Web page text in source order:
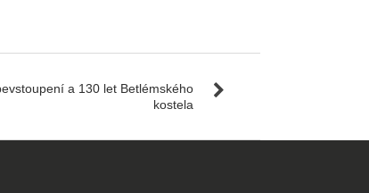
a 130 let Betlémského
kostela